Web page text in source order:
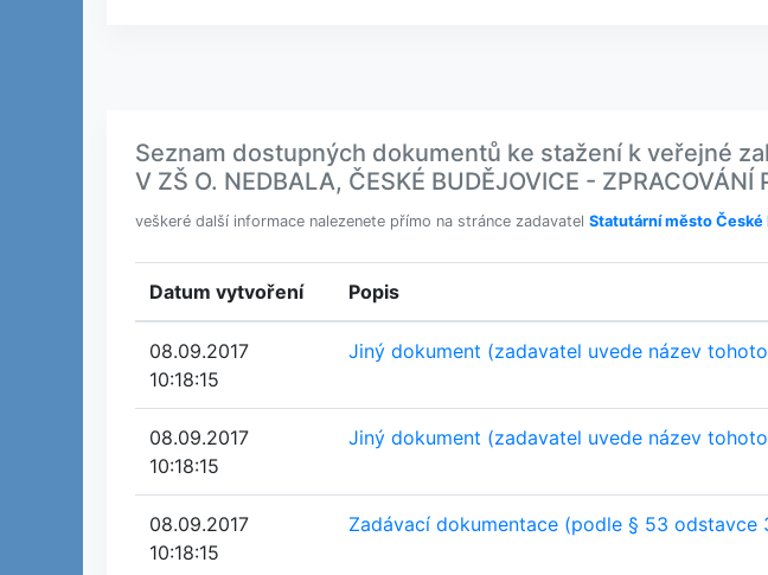
Seznam dostupných dokumentů ke stažení k veřejné
V ZŠ O. NEDBALA, ČESKÉ BUDĚJOVICE - ZPRACOVÁNÍ
veškeré další informace nalezenete přímo na stránce zadavatel Statutární město České
Datum vytvoření Popis
08.09.2017
10:18:15
Jiný dokument (zadavatel uvede název
08.09.2017
10:18:15
Jiný dokument (zadavatel uvede název
08.09.2017
10:18:15
Zadávací dokumentace (podle § 53